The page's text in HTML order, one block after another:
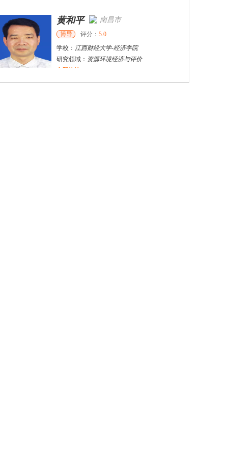
黄和平 南昌市
博导 评分： 5.0
学校： 江西财经大学-经济学院
研究领域： 资源环境经济与评价
何斌锋 苏州市